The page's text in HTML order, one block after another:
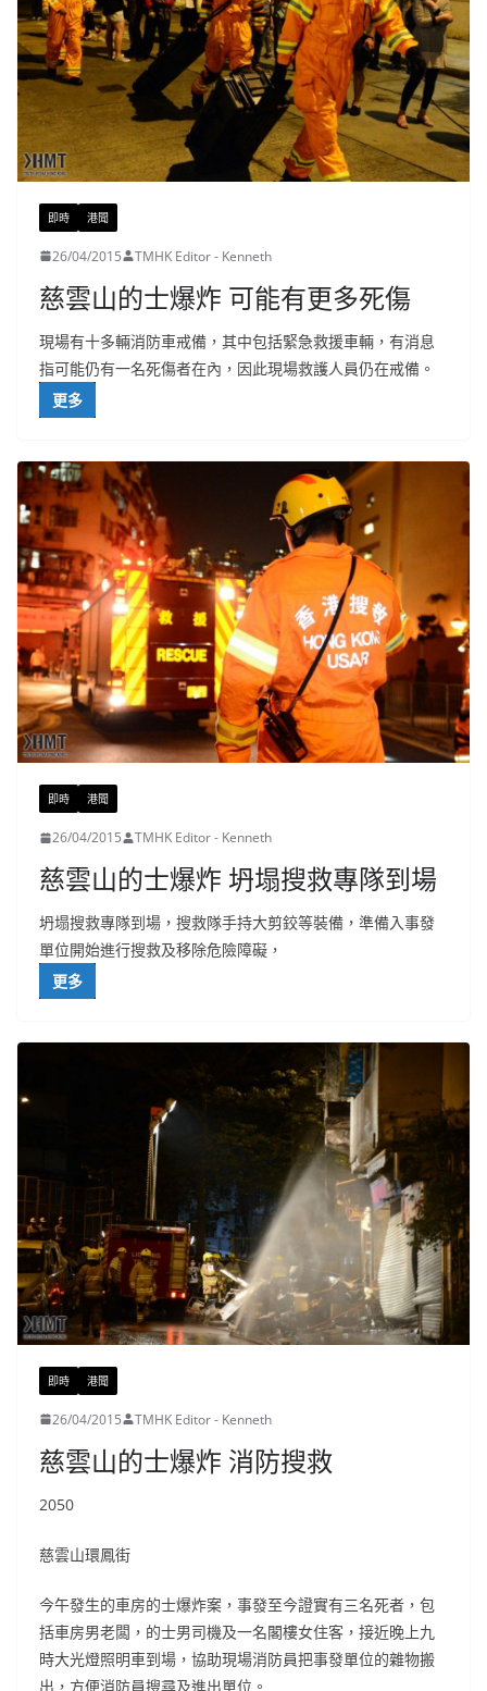
即時 港聞
26/04/2015 TMHK Editor - Kenneth
慈雲山的士爆炸 可能有更多死傷
現場有十多輛消防車戒備，其中包括緊急救援車輛，有消息
指可能仍有一名死傷者在內，因此現場救護人員仍在戒備。
更多
即時 港聞
26/04/2015 TMHK Editor - Kenneth
慈雲山的士爆炸 坍塌搜救專隊到場
坍塌搜救專隊到場，搜救隊手持大剪鉸等裝備，準備入事發
單位開始進行搜救及移除危險障礙，
更多
即時 港聞
26/04/2015 TMHK Editor - Kenneth
慈雲山的士爆炸 消防搜救
2050
慈雲山環鳳街
今午發生的車房的士爆炸案，事發至今證實有三名死者，包
括車房男老闆，的士男司機及一名閣樓女住客，接近晚上九
時大光燈照明車到場，協助現場消防員把事發單位的雜物搬
出，方便消防員搜尋及進出單位。